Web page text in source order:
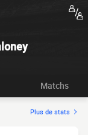
Matchs
Plus de stats